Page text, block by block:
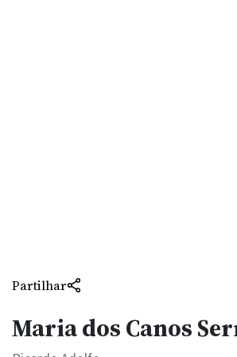
Partilhar
Maria dos Canos